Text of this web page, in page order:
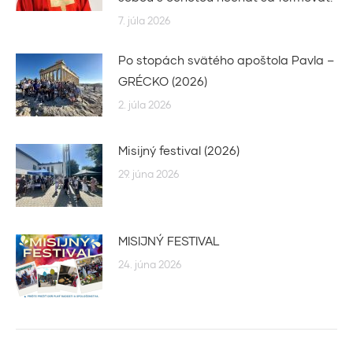
7. júla 2026
Po stopách svätého apoštola Pavla –
GRÉCKO (2026)
2. júla 2026
Misijný festival (2026)
29. júna 2026
MISIJNÝ FESTIVAL
24. júna 2026